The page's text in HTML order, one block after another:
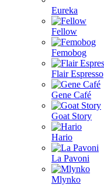
Eureka
Fellow
Femobog
Flair Espresso
Gene Café
Goat Story
Hario
La Pavoni
Mlynko